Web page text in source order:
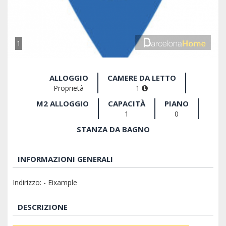
1
ALLOGGIO
Proprietà
CAMERE DA LETTO
1
M2 ALLOGGIO CAPACITÀ
1
PIANO
0
STANZA DA BAGNO
INFORMAZIONI GENERALI
Indirizzo: - Eixample
DESCRIZIONE